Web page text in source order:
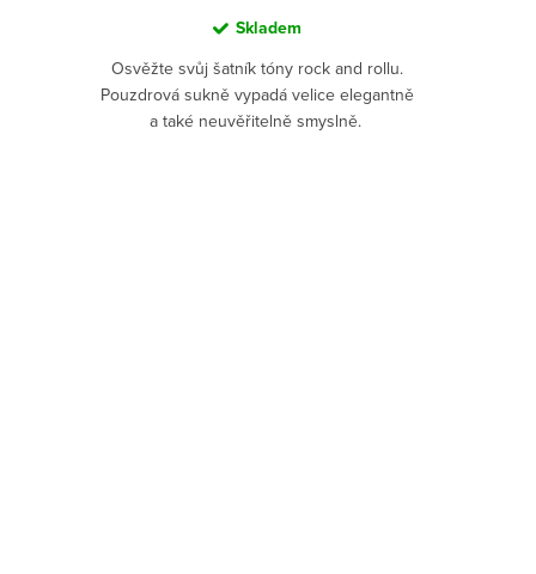
Skladem
Osvěžte svůj šatník tóny rock and rollu.
Pouzdrová sukně vypadá velice elegantně
a také neuvěřitelně smyslně.